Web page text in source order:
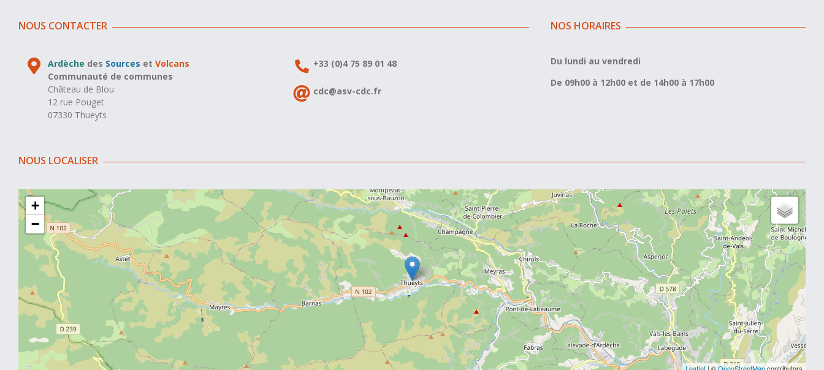
NOUS CONTACTER
Ardèche des Sources etVolcans
Communauté de communes
Château de Blou
12 rue Pouget
07330 Thueyts
+33 (0)4 75 89 01 48
cdc@asv-cdc.fr
NOS HORAIRES
Du lundi au vendredi
De 09h00 à 12h00 et de 14h00 à 17h00
NOUS LOCALISER
+
−
Leaflet | ©OpenStreetMapcontributors